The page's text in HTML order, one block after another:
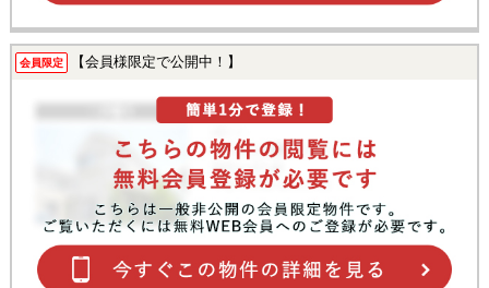
会員限定 【会員様限定で公開中！】